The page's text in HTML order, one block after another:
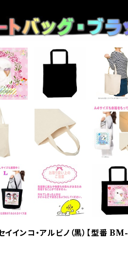
イインコ・アルビノ（黒）【型番